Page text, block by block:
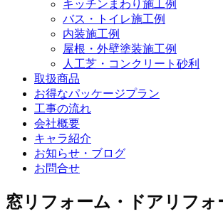
キッチンまわり施工例
バス・トイレ施工例
内装施工例
屋根・外壁塗装施工例
人工芝・コンクリート砂利
取扱商品
お得なパッケージプラン
工事の流れ
会社概要
キャラ紹介
お知らせ・ブログ
お問合せ
窓リフォーム・ドアリフォ